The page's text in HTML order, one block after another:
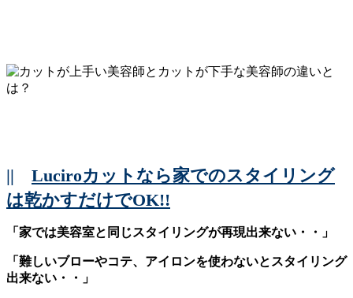
|| Luciroカットなら家でのスタイリング
は乾かすだけでOK!!
「家では美容室と同じスタイリングが再現出来ない・・」
「難しいブローやコテ、アイロンを使わないとスタイリング
出来ない・・」